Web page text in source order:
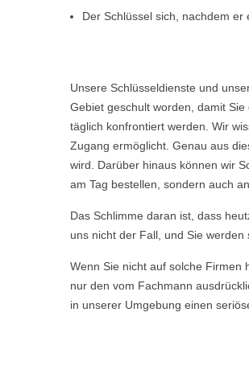
Der Schlüssel sich, nachdem
Unsere Schlüsseldienste und
Gebiet geschult worden, damit
täglich konfrontiert werden. Wir
Zugang ermöglicht. Genau aus
wird. Darüber hinaus können wir
am Tag bestellen, sondern auch
Das Schlimme daran ist, dass
uns nicht der Fall, und Sie
Wenn Sie nicht auf solche Firmen
nur den vom Fachmann
in unserer Umgebung einen